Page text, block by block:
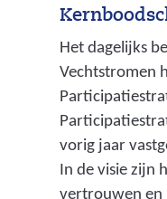
Het dagelijks
Vechtstromen
vorig jaar
In de visie zijn
vertrouwen en